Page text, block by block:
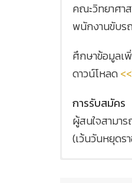
คณะวิทยาศา
พนักงานขับร
ศึกษาข้อมูลเ
ดาวน์โหลด
การรับสมัคร
ผู้สนใจสามา
(เว้นวันหยุดรา